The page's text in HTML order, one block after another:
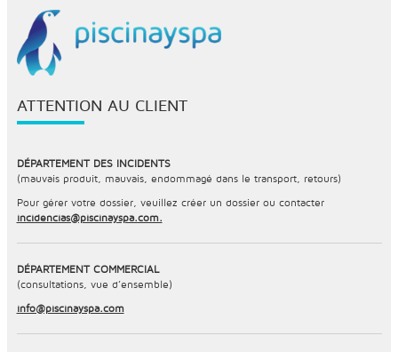
ATTENTION AU CLIENT
DÉPARTEMENT DES INCIDENTS
(mauvais produit, mauvais, endommagé dans le transport, retours)
Pour gérer votre dossier, veuillez créer un dossier ou contacter
incidencias@piscinayspa.com.
DÉPARTEMENT COMMERCIAL
(consultations, vue d’ensemble)
info@piscinayspa.com